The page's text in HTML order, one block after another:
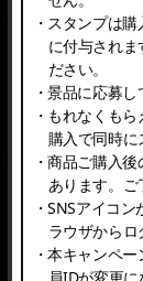
・スタンプは
に付与され
ださい。
・景品に応募
・もれなくも
購入で同時に
・商品ご購入
あります。ご
・SNSアイコ
ラウザからロ
・本キャンペ
員IDが変更